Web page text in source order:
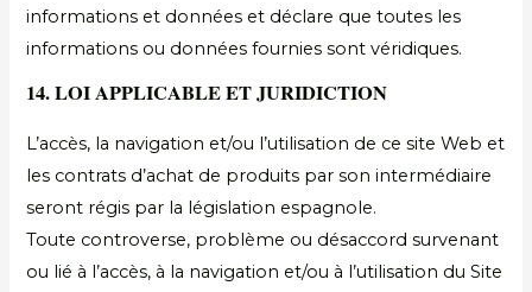
informations et données et déclare que toutes les
informations ou données fournies sont véridiques.
14. LOI APPLICABLE ET JURIDICTION
L’accès, la navigation et/ou l’utilisation de ce site Web et
les contrats d’achat de produits par son intermédiaire
seront régis par la législation espagnole.
Toute controverse, problème ou désaccord survenant
ou lié à l’accès, à la navigation et/ou à l’utilisation du Site